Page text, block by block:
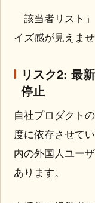
「該当者リスト
イズ感が見えませ
リスク2: 最
停止
自社プロダクト
度に依存させて
内の外国人ユー
あります。